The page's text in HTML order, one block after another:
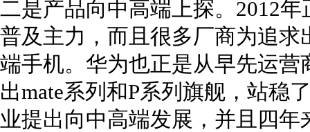
二是产品向中高端上探。2012
普及主力，而且很多厂商为追
端手机。华为也正是从早先运
出mate系列和P系列旗舰，站稳
业提出向中高端发展，并且四